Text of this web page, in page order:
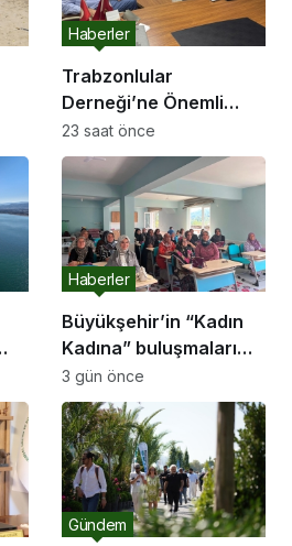
Trabzonlular
Derneği’ne Önemli
Ziyaret
Haberler
23 saat önce
Büyükşehir’in “Kadın
Kadına” buluşmaları
Akyazı’da devam etti
Haberler
3 gün önce
Gündem